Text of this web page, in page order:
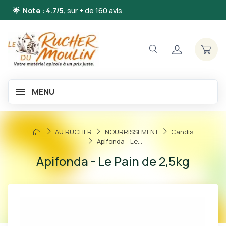
🌟 Note : 4.7/5, sur + de 160 avis
MENU
AU RUCHER NOURRISSEMENT
Candis
Apifonda - Le...
Apifonda - Le Pain de 2,5kg